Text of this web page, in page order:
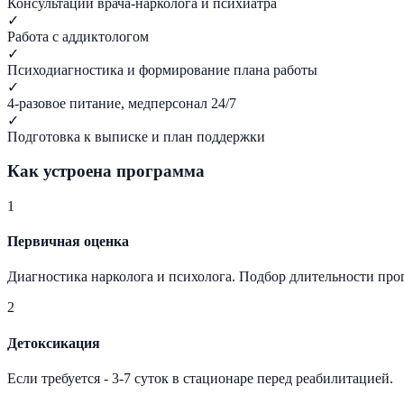
✓
Работа с аддиктологом
✓
Психодиагностика и формирование плана работы
✓
4-разовое питание, медперсонал 24/7
✓
Подготовка к выписке и план поддержки
Как устроена программа
1
Первичная оценка
Диагностика нарколога и психолога. Подбор длительности
2
Детоксикация
Если требуется - 3-7 суток в стационаре перед реабилитацией.